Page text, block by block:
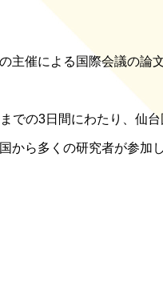
主催による国際会議の論
での3日間にわたり、仙
から多くの研究者が参加し